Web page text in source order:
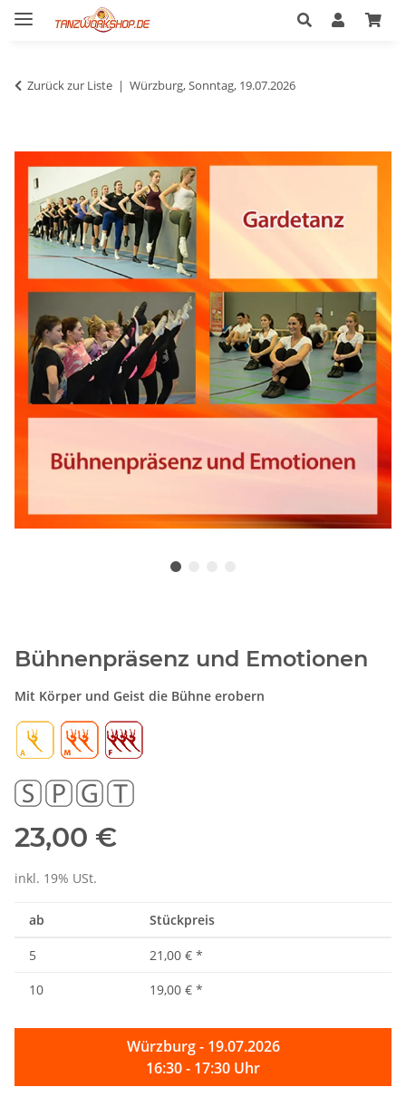
Zurück zur Liste Würzburg, Sonntag, 19.07.2026
Bühnenpräsenz und Emotionen
Mit Körper und Geist die Bühne erobern
23,00 €
inkl. 19% USt.
ab Stückpreis
5 21,00 € *
10
19,00 € *
Würzburg - 19.07.2026
16:30 - 17:30 Uhr